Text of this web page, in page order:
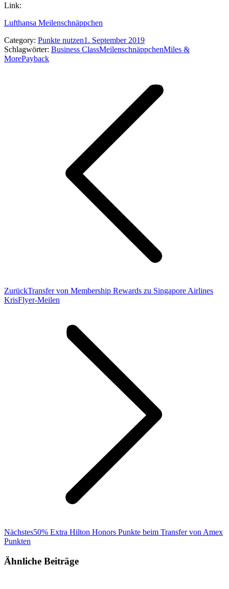
Link:
Lufthansa Meilenschnäppchen
Category: Punkte nutzen1. September 2019
Schlagwörter: Business ClassMeilenschnäppchenMiles &
MorePayback
ZurückVorheriger
Beitrag:
Transfer von Membership Rewards zu Singapore Airlines
KrisFlyer-Meilen
NächstesNächster
50% Extra Hilton Honors Punkte beim Transfer von Amex
Punkten
Ähnliche Beiträge